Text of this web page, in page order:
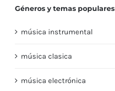
Géneros y temas populares
música instrumental
música clasica
música electrónica